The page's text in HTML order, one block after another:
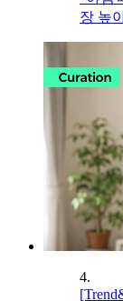
장 높
4.